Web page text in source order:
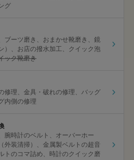
グ
ブーツ磨き おまかせ靴磨き
鏡
お店の撥水加工
クイック泡
ック靴磨き
修理
金具・破れの修理
バッグ
内側の修理
腕時計のベルト
オーバーホー
外装清掃）
金属製ベルトの超音
トのコマ詰め
時計のクイック磨